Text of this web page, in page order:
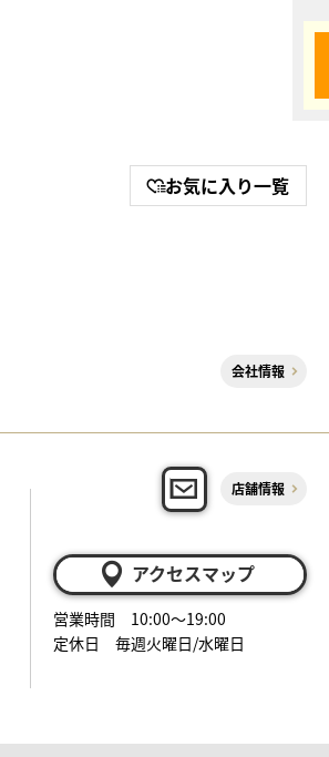
お気に入り一覧
会社情報
店舗情報
アクセスマップ
営業時間 10:00～19:00
定休日 毎週火曜日/水曜日